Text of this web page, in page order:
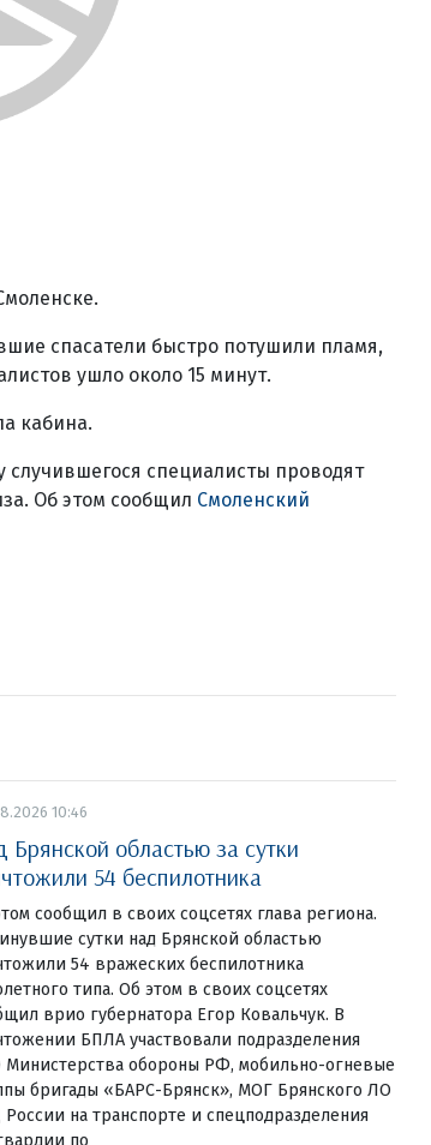
спасатели быстро потушили пламя,
ушло около 15 минут.
кабина.
специалисты проводят
Об этом сообщил Смоленский
10:46
Брянской областью за сутки
54 беспилотника
сообщил в своих соцсетях глава региона.
сутки над Брянской областью
54 вражеских беспилотника
типа. Об этом в своих соцсетях
врио губернатора Егор Ковальчук. В
БПЛА участвовали подразделения
обороны РФ, мобильно-огневые
бригады «БАРС-Брянск», МОГ Брянского ЛО
на транспорте и спецподразделения
по